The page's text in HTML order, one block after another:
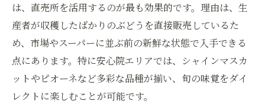
は、直売所を活用するのが最も効果的です。理由は、生
産者が収穫したばかりのぶどうを直接販売しているた
め、市場やスーパーに並ぶ前の新鮮な状態で入手できる
点にあります。特に安心院エリアでは、シャインマスカ
ットやピオーネなど多彩な品種が揃い、旬の味覚をダイ
レクトに楽しむことが可能です。